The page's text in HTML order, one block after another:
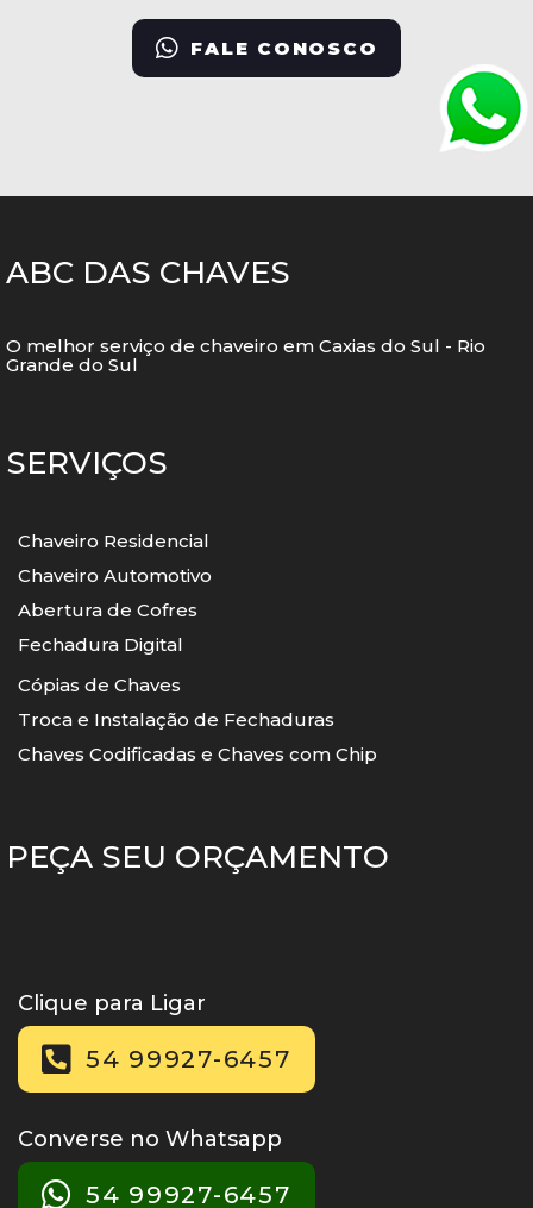
FALE CONOSCO
ABC DAS CHAVES
O melhor serviço de chaveiro em Caxias do Sul - Rio
Grande do Sul
SERVIÇOS
Chaveiro Residencial
Chaveiro Automotivo
Abertura de Cofres
Fechadura Digital
Cópias de Chaves
Troca e Instalação de Fechaduras
Chaves Codificadas e Chaves com Chip
PEÇA SEU ORÇAMENTO
Clique para Ligar
54 99927-6457
Converse no Whatsapp
54 99927-6457